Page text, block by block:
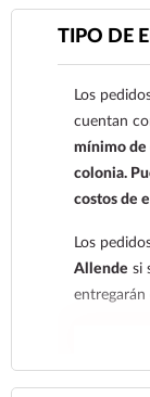
Para esta
nuestro
TIPO DE
Los
cuentan
mínimo de
colonia.
costos de
Los
Allende si
entregarán
Los